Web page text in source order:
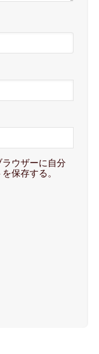
ウザーに自分
保存する。